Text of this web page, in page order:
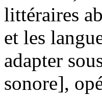
littéraires
et les
adapter
sonore],